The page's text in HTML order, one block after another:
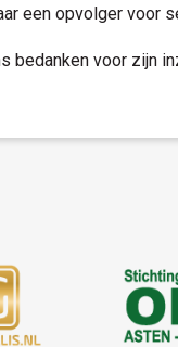
een opvolger voor
bedanken voor zijn